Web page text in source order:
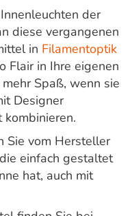
der
diese vergangenen
in Filamentoptik
Flair in Ihre eigenen
Spaß, wenn sie
Designer
Sie vom Hersteller
einfach gestaltet
hat, auch mit